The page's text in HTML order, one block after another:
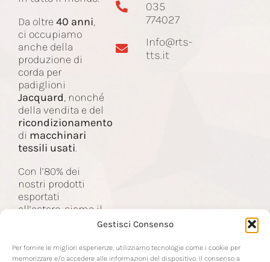
Gestisci Consenso
Per fornire le migliori esperienze, utilizziamo tecnologie come i cookie per
memorizzare e/o accedere alle informazioni del dispositivo. Il consenso a
Da oltre 40 anni,
ci occupiamo
anche della
produzione di
corda per
padiglioni
Jacquard, nonché
della vendita e del
ricondizionamento
di macchinari
tessili usati.
Con l’80% dei
nostri prodotti
esportati
all’estero, siamo il
settore tessile a
035
774027
Info@rts-
tts.it
Ricambi e accessori
Corda Jacquard
Macchinari
Contatti